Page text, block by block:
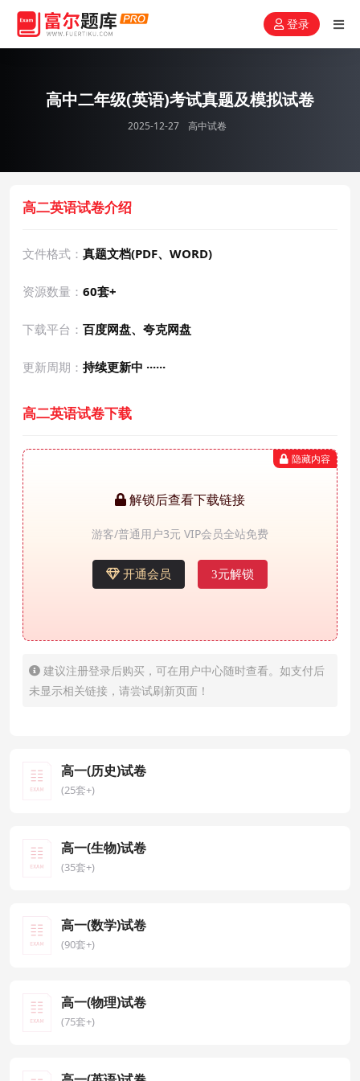
登录
高中二年级(英语)考试真题及模拟试卷
2025-12-27 高中试卷
高二英语试卷介绍
文件格式： 真题文档(PDF、WORD)
资源数量： 60套+
下载平台： 百度网盘、夸克网盘
更新周期： 持续更新中 ······
高二英语试卷下载
隐藏内容
解锁后查看下载链接
游客/普通用户3元 VIP会员全站免费
开通会员 3元解锁
建议注册登录后购买，可在用户中心随时查看。如支付后
未显示相关链接，请尝试刷新页面！
高一(历史)试卷
(25套+)
高一(生物)试卷
(35套+)
高一(数学)试卷
(90套+)
高一(物理)试卷
(75套+)